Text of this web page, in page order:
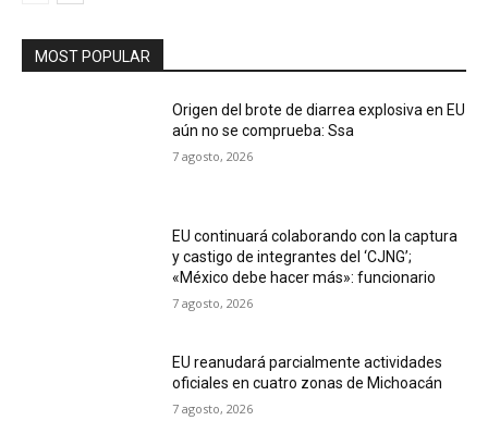
MOST POPULAR
Origen del brote de diarrea explosiva en EU
aún no se comprueba: Ssa
7 agosto, 2026
EU continuará colaborando con la captura
y castigo de integrantes del ‘CJNG’;
«México debe hacer más»: funcionario
7 agosto, 2026
EU reanudará parcialmente actividades
oficiales en cuatro zonas de Michoacán
7 agosto, 2026